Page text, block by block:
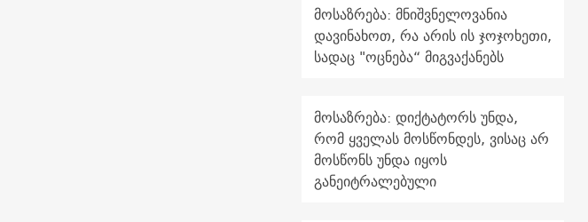
მოსაზრება: მნიშვნელოვანია
დავინახოთ, რა არის ის ჯოჯოხეთი,
სადაც "ოცნება“ მიგვაქანებს
მოსაზრება: დიქტატორს უნდა,
რომ ყველას მოსწონდეს, ვისაც არ
მოსწონს უნდა იყოს
განეიტრალებული